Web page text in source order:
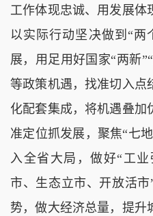
工作体现忠诚、用发展体
以实际行动坚决做到“两
展，用足用好国家“两新
等政策机遇，找准切入点
化配套集成，将机遇叠加
准定位抓发展，聚焦“七
入全省大局，做好“工
市、生态立市、开放活
势，做大经济总量，提升